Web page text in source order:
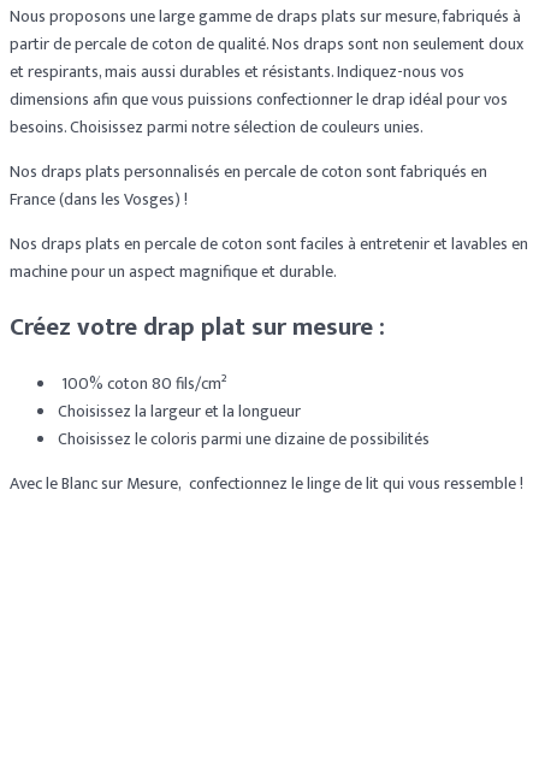
Nous proposons une large gamme de draps plats sur mesure, fabriqués à
partir de percale de coton de qualité. Nos draps sont non seulement doux
et respirants, mais aussi durables et résistants. Indiquez-nous vos
dimensions afin que vous puissions confectionner le drap idéal pour vos
besoins. Choisissez parmi notre sélection de couleurs unies.
Nos draps plats personnalisés en percale de coton sont fabriqués en
France (dans les Vosges) !
Nos draps plats en percale de coton sont faciles à entretenir et lavables en
machine pour un aspect magnifique et durable.
Créez votre drap plat sur mesure :
100% coton 80 fils/cm²
Choisissez la largeur et la longueur
Choisissez le coloris parmi une dizaine de possibilités
Avec le Blanc sur Mesure, confectionnez le linge de lit qui vous ressemble !